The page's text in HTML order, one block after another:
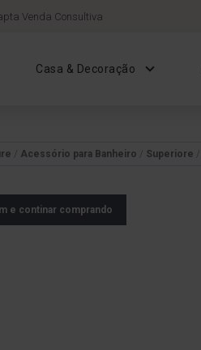
Venda Consultiva
Casa & Decoração
Acessório para Banheiro Superiore
e continar comprando